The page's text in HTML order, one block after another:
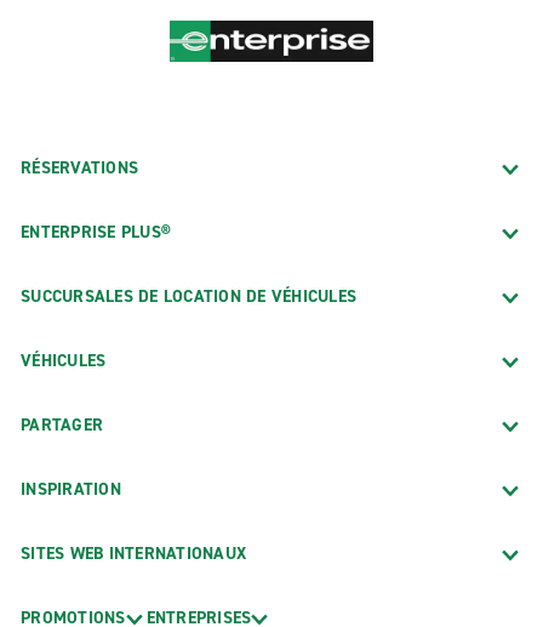
RÉSERVATIONS
ENTERPRISE PLUS®
SUCCURSALES DE LOCATION DE VÉHICULES
VÉHICULES
PARTAGER
INSPIRATION
SITES WEB INTERNATIONAUX
PROMOTIONS ENTREPRISES